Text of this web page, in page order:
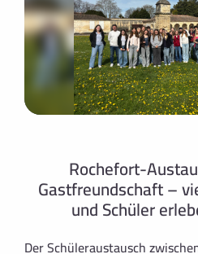
Rochefort-
Gastfreundschaft –
und Schüler
Der Schüleraustausch